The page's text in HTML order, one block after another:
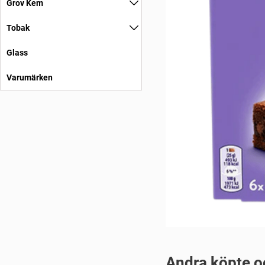
Grov Kem
Tobak
Glass
Varumärken